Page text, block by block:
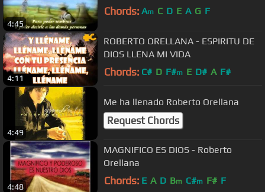
4:45
Chords: Am C D E A G F
4:11
ROBERTO ORELLANA - ESPIRITU DE
DIOS LLENA MI VIDA
Chords: C# D F#m E D# A F#
4:49
Me ha llenado Roberto Orellana
Request Chords
4:48
MAGNIFICO ES DIOS - Roberto
Orellana
Chords: E A D Bm C#m F# F